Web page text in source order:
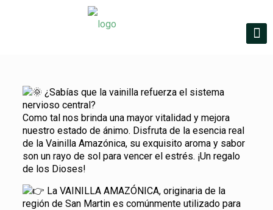
¿Sabías que la vainilla refuerza el sistema
nervioso central?
Como tal nos brinda una mayor vitalidad y mejora
nuestro estado de ánimo. Disfruta de la esencia real
de la Vainilla Amazónica, su exquisito aroma y sabor
son un rayo de sol para vencer el estrés. ¡Un regalo
de los Dioses!
La VAINILLA AMAZÓNICA, originaria de la
región de San Martin es comúnmente utilizado para